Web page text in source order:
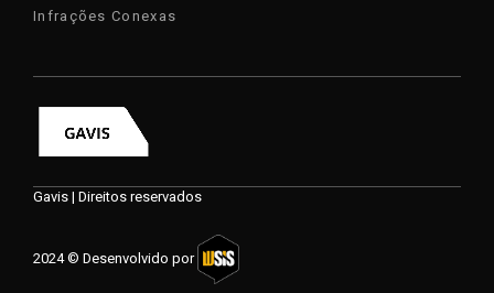
Infrações Conexas
Gavis | Direitos reservados
2024 © Desenvolvido por